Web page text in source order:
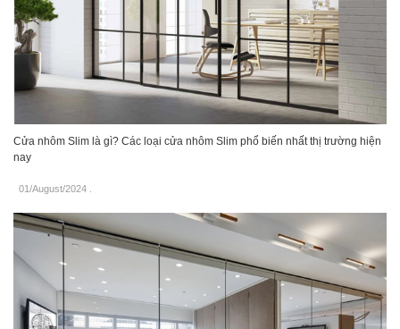
Cửa nhôm Slim là gì? Các loại cửa nhôm Slim phổ biến nhất thị trường hiện
nay
01/August/2024